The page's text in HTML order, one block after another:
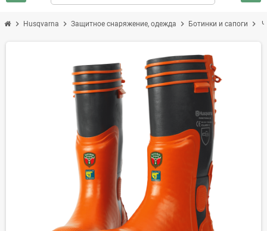
chevron_right Husqvarna chevron_right Защитное снаряжение, одежда chevron_right Ботинки и сапоги chevron_right